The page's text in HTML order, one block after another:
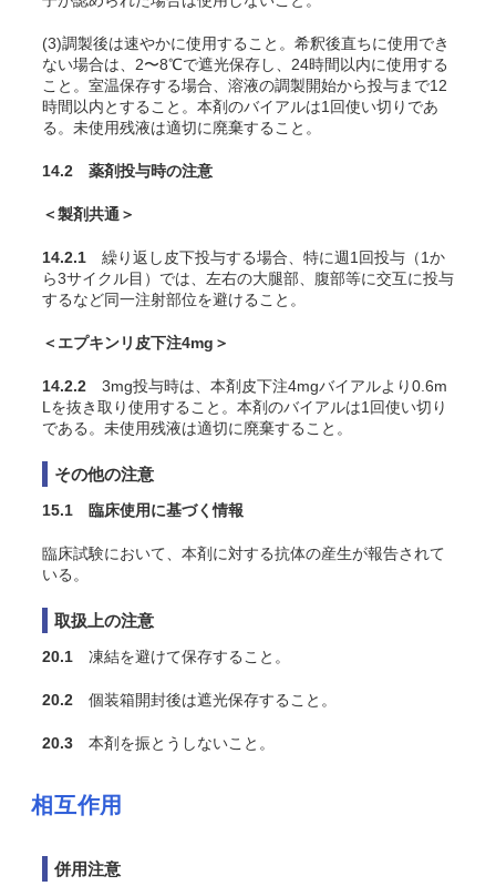
(3)調製後は速やかに使用すること。希釈後直ちに使用でき
ない場合は、2〜8℃で遮光保存し、24時間以内に使用する
こと。室温保存する場合、溶液の調製開始から投与まで12
時間以内とすること。本剤のバイアルは1回使い切りであ
る。未使用残液は適切に廃棄すること。
14.2 薬剤投与時の注意
＜製剤共通＞
14.2.1 繰り返し皮下投与する場合、特に週1回投与（1か
ら3サイクル目）では、左右の大腿部、腹部等に交互に投与
するなど同一注射部位を避けること。
＜エプキンリ皮下注4mg＞
14.2.2 3mg投与時は、本剤皮下注4mgバイアルより0.6m
Lを抜き取り使用すること。本剤のバイアルは1回使い切り
である。未使用残液は適切に廃棄すること。
その他の注意
15.1 臨床使用に基づく情報
臨床試験において、本剤に対する抗体の産生が報告されて
いる。
取扱上の注意
20.1 凍結を避けて保存すること。
20.2 個装箱開封後は遮光保存すること。
20.3 本剤を振とうしないこと。
相互作用
併用注意